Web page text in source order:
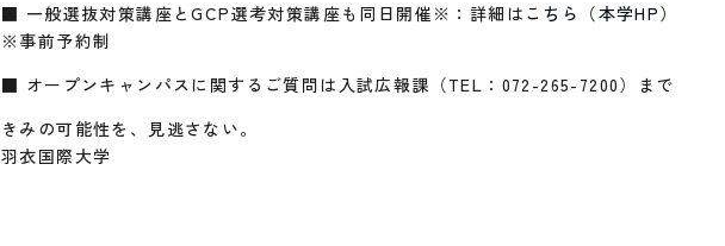
■ 一般選抜対策講座とGCP選考対策講座も同日開催※：詳細は こちら（本学HP）
※事前予約制
■ オープンキャンパスに関するご質問は入試広報課（TEL：072-265-7200）まで
きみの可能性を、見逃さない。
羽衣国際大学